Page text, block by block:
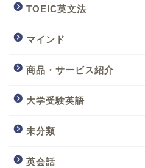
TOEIC英文法
マインド
商品・サービス紹介
大学受験英語
未分類
英会話